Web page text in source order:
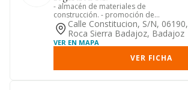
- almacén de materiales de
construcción. - promoción de
polígonos industriales y urbanos y su
orden...
Calle Constitucion, S/n, 06190,
Roca Sierra Badajoz, Badajoz
VER EN MAPA
VER FICHA